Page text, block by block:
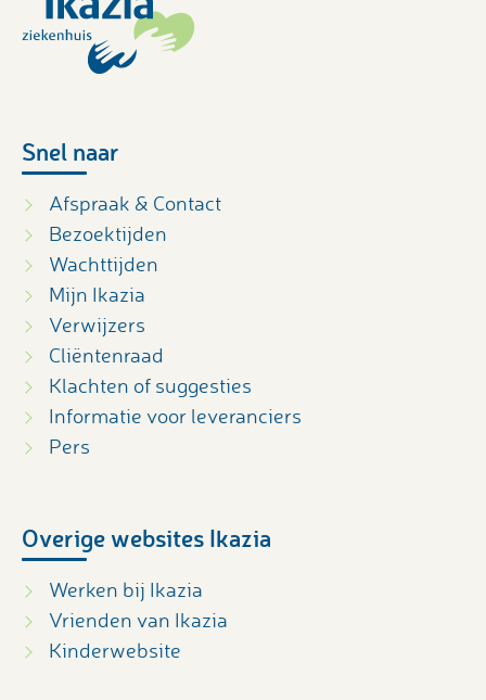
Snel naar
Afspraak & Contact
Bezoektijden
Wachttijden
Mijn Ikazia
Verwijzers
Cliëntenraad
Klachten of suggesties
Informatie voor leveranciers
Pers
Overige websites Ikazia
Werken bij Ikazia
Vrienden van Ikazia
Kinderwebsite